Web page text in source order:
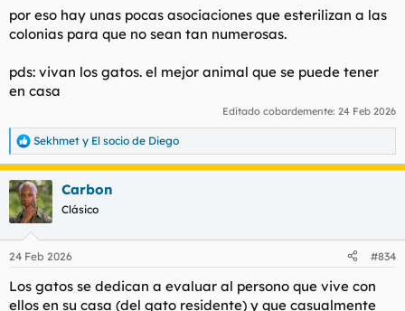
:
por eso hay unas pocas asociaciones que esterilizan a las
colonias para que no sean tan numerosas.
pds: vivan los gatos. el mejor animal que se puede tener
en casa
Editado cobardemente: 24 Feb 2026
R
e
c
c
i
e
:
Sekhmet y El socio de Diego
Carbon
Clásico
24 Feb 2026 #834
Los gatos se dedican a evaluar al persono que vive con
ellos en su casa (del gato residente) y que casualmente